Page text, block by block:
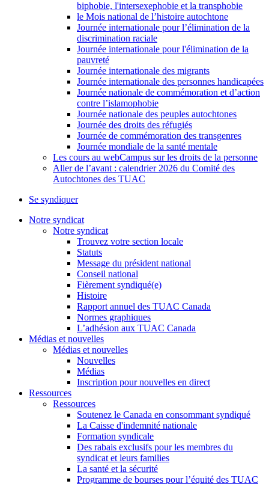
biphobie, l'intersexephobie et la transphobie
le Mois national de l’histoire autochtone
Journée internationale pour l’élimination de la
discrimination raciale
Journée internationale pour l'élimination de la
pauvreté
Journée internationale des migrants
Journée internationale des personnes handicapées
Journée nationale de commémoration et d’action
contre l’islamophobie
Journée nationale des peuples autochtones
Journée des droits des réfugiés
Journée de commémoration des transgenres
Journée mondiale de la santé mentale
Les cours au webCampus sur les droits de la personne
Aller de l’avant : calendrier 2026 du Comité des
Autochtones des TUAC
Se syndiquer
Notre syndicat
Notre syndicat
Trouvez votre section locale
Statuts
Message du président national
Conseil national
Fièrement syndiqué(e)
Histoire
Rapport annuel des TUAC Canada
Normes graphiques
L’adhésion aux TUAC Canada
Médias et nouvelles
Médias et nouvelles
Nouvelles
Médias
Inscription pour nouvelles en direct
Ressources
Ressources
Soutenez le Canada en consommant syndiqué
La Caisse d'indemnité nationale
Formation syndicale
Des rabais exclusifs pour les membres du
syndicat et leurs families
La santé et la sécurité
Programme de bourses pour l’équité des TUAC